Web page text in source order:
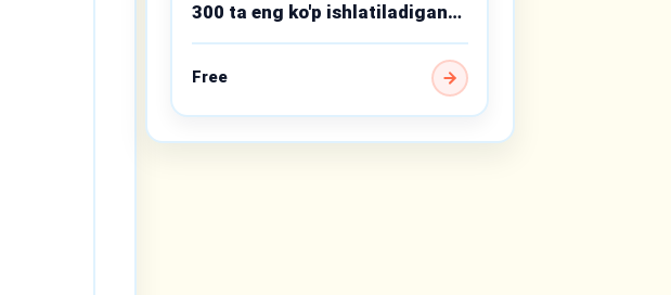
300 ta eng ko'p ishlatiladigan
punktlar
Free